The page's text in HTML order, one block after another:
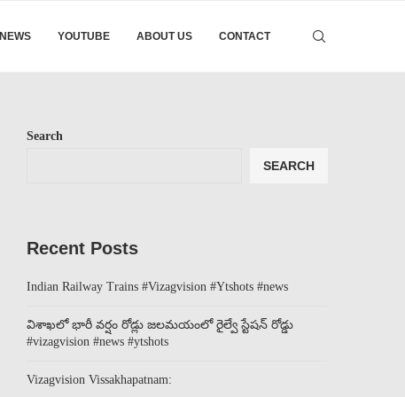
NEWS YOUTUBE ABOUT US CONTACT
Search
SEARCH
Recent Posts
Indian Railway Trains #Vizagvision #Ytshots #news
విశాఖలో భారీ వర్షం రోడ్లు జలమయంలో రైల్వే స్టేషన్ రోడ్డు
#vizagvision #news #ytshots
Vizagvision Vissakhapatnam: